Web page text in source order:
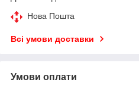
Нова Пошта
Всі умови доставки
Умови оплати